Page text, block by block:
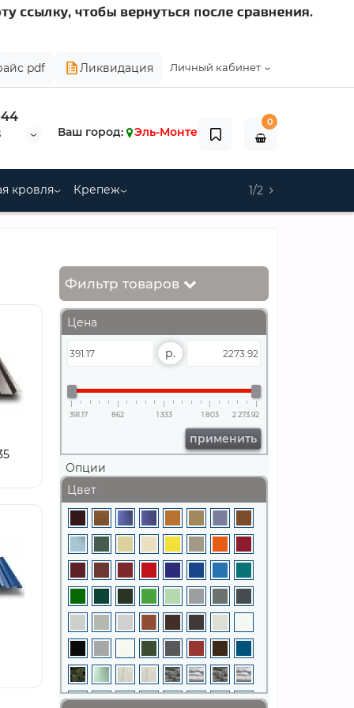
Личный кабинет
pdf Ликвидация
Ваш город: Эль-Монте
0
кровля Крепеж 1/2
Фильтр товаров
Цена
р.
391.17 862 1 333 1 803 2 273.92
применить
Опции
Цвет